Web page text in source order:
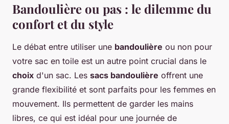
Bandoulière ou pas : le dilemme du
confort et du style
Le débat entre utiliser une bandoulière ou non pour
votre sac en toile est un autre point crucial dans le
choix d'un sac. Les sacs bandoulière offrent une
grande flexibilité et sont parfaits pour les femmes en
mouvement. Ils permettent de garder les mains
libres, ce qui est idéal pour une journée de